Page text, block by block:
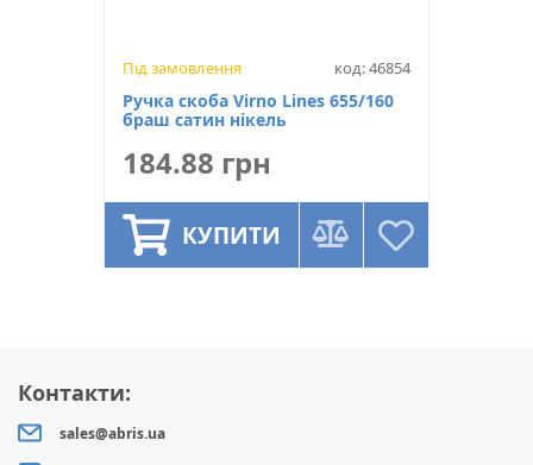
Під замовлення код: 46854
Ручка скоба Virno Lines 655/160
браш сатин нікель
184.88 грн
КУПИТИ
Контакти:
sales@abris.ua